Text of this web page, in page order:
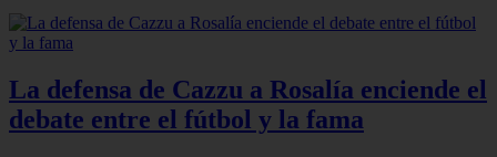
La defensa de Cazzu a Rosalía enciende el
debate entre el fútbol y la fama